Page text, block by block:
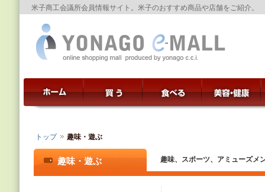
米子商工会議所会員情報サイト。米子のおすすめ商品や店舗をご紹介。
トップ 趣味・遊ぶ
趣味・遊ぶ 趣味、スポーツ、アミューズメ